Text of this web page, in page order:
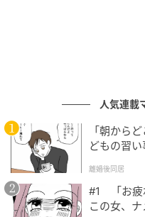
人気連載
「朝から
どもの習
離婚後同居
#1 「お疲
この女、